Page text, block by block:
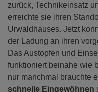
zurück, Technikeinsatz
erreichte sie ihren
Urwaldhauses. Jetzt
der Ladung an ihren
Das Austopfen und
funktioniert beinahe wie
nur manchmal brauchte
schnelle Eingewöhnen